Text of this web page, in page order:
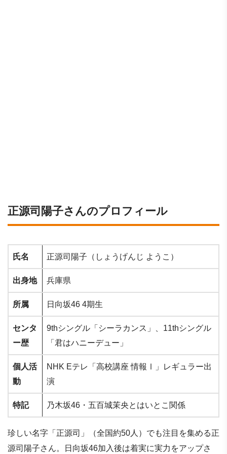
正源司陽子さんのプロフィール
氏名 正源司陽子（しょうげんじ ようこ）
出身地 兵庫県
所属 日向坂46 4期生
センタ
ー歴
9thシングル「シーラカンス」、11thシングル
「君はハニーデュー」
個人活
動
NHK Eテレ「高校講座 情報Ⅰ」レギュラー出
演
特記 乃木坂46・五百城茉央とはいとこ関係
珍しい名字「正源司」（全国約50人）でも注目を集める正
源司陽子さん。日向坂46加入後は着実に実力をアップさ